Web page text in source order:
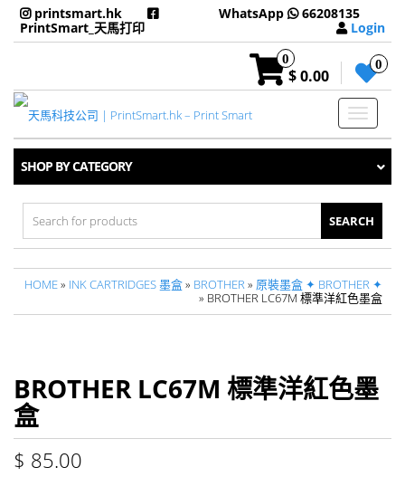
printsmart.hk
PrintSmart_天馬打印
WhatsApp
66208135
Login
0
$ 0.00
0
Toggle
SHOP BY CATEGORY
Search
for:
HOME» INK CARTRIDGES 墨盒» BROTHER » 原裝墨盒 ✦ BROTHER ✦
» BROTHER LC67M 標準洋紅色墨盒
BROTHER LC67M 標準洋紅色墨
盒
$ 85.00